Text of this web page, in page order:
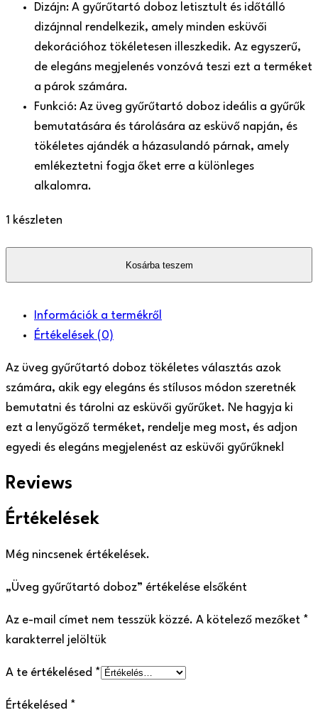
Dizájn: A gyűrűtartó doboz letisztult és időtálló
dizájnnal rendelkezik, amely minden esküvői
dekorációhoz tökéletesen illeszkedik. Az egyszerű,
de elegáns megjelenés vonzóvá teszi ezt a terméket
a párok számára.
Funkció: Az üveg gyűrűtartó doboz ideális a gyűrűk
bemutatására és tárolására az esküvő napján, és
tökéletes ajándék a házasulandó párnak, amely
emlékeztetni fogja őket erre a különleges
alkalomra.
1 készleten
Üveg
mennyiség
Kosárba teszem
Információk a termékről
Értékelések (0)
Az üveg gyűrűtartó doboz tökéletes választás azok
számára, akik egy elegáns és stílusos módon szeretnék
bemutatni és tárolni az esküvői gyűrűket. Ne hagyja ki
ezt a lenyűgöző terméket, rendelje meg most, és adjon
egyedi és elegáns megjelenést az esküvői gyűrűknek!
Reviews
Értékelések
Még nincsenek értékelések.
„Üveg gyűrűtartó doboz” értékelése elsőként
Az e-mail címet nem tesszük közzé. A kötelező mezőket *
karakterrel jelöltük
A te értékelésed *
Értékelésed *